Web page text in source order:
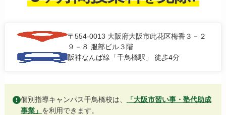
〒554-0013 大阪府大阪市此花区梅香３－２
９－８ 服部ビル３階
阪神なんば線「千鳥橋駅」 徒歩4分
! 個別指導キャンパス千鳥橋校は、
「大阪市習い事・塾代助成
事業」 を利用できます。